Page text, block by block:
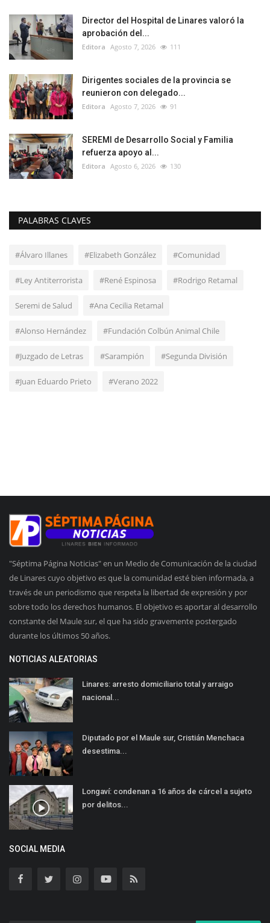
Director del Hospital de Linares valoró la
aprobación del...
Editora Agosto 7, 2026 111
Dirigentes sociales de la provincia se
reunieron con delegado...
Editora Agosto 7, 2026 91
SEREMI de Desarrollo Social y Familia
refuerza apoyo al...
Editora Agosto 6, 2026 130
PALABRAS CLAVES
#Álvaro Illanes #Elizabeth González #Comunidad
#Ley Antiterrorista #René Espinosa #Rodrigo Retamal
Seremi de Salud #Ana Cecilia Retamal
#Alonso Hernández #Fundación Colbún Animal Chile
#Juzgado de Letras #Sarampión #Segunda División
#Juan Eduardo Prieto #Verano 2022
"Séptima Página Noticias" en un Medio de Comunicación de la ciudad
de Linares cuyo objetivo es que la comunidad esté bien informada, a
través de un periodismo que respeta la libertad de expresión y por
sobre todo los derechos humanos. El objetivo es aportar al desarrollo
constante del Maule sur, el que ha sido gravemente postergado
durante los últimos 50 años.
NOTICIAS ALEATORIAS
Linares: arresto domiciliario total y arraigo
nacional...
Diputado por el Maule sur, Cristián Menchaca
desestima...
Longaví: condenan a 16 años de cárcel a sujeto
por delitos...
SOCIAL MEDIA